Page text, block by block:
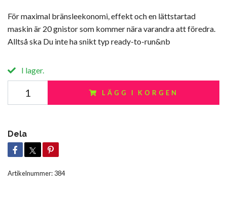
För maximal bränsleekonomi, effekt och en lättstartad
maskin är 20 gnistor som kommer nära varandra att föredra.
Alltså ska Du inte ha snikt typ ready-to-run&nb
I lager.
LÄGG I KORGEN
Dela
Artikelnummer: 384